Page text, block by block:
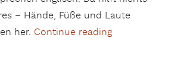
– Hände, Füße und Laute
her. Continue reading„Tierliebe per